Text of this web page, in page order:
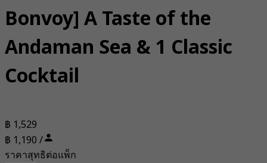
Bonvoy] A Taste of the
Andaman Sea & 1 Classic
Cocktail
฿ 1,529
฿ 1,190 /
ราคาสุทธิต่อแพ็ก